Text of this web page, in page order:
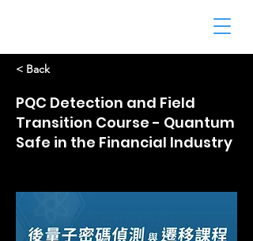
< Back
PQC Detection and Field
Transition Course - Quantum
Safe in the Financial Industry